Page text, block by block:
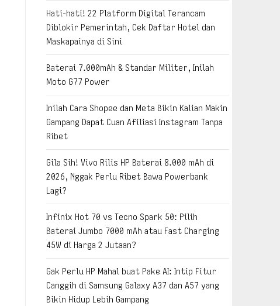
Hati-hati! 22 Platform Digital Terancam
Diblokir Pemerintah, Cek Daftar Hotel dan
Maskapainya di Sini
Baterai 7.000mAh & Standar Militer, Inilah
Moto G77 Power
Inilah Cara Shopee dan Meta Bikin Kalian Makin
Gampang Dapat Cuan Afiliasi Instagram Tanpa
Ribet
Gila Sih! Vivo Rilis HP Baterai 8.000 mAh di
2026, Nggak Perlu Ribet Bawa Powerbank
Lagi?
Infinix Hot 70 vs Tecno Spark 50: Pilih
Baterai Jumbo 7000 mAh atau Fast Charging
45W di Harga 2 Jutaan?
Gak Perlu HP Mahal buat Pake AI: Intip Fitur
Canggih di Samsung Galaxy A37 dan A57 yang
Bikin Hidup Lebih Gampang